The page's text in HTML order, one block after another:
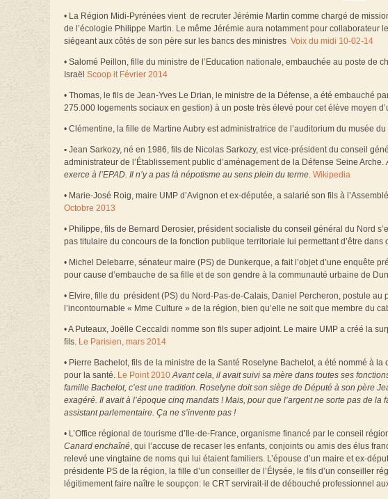
• La Région Midi-Pyrénées vient de recruter Jérémie Martin comme chargé de
de l’écologie Philippe Martin. Le même Jérémie aura notamment pour collaborateur
siégeant aux côtés de son père sur les bancs des ministres Voix du midi 10-02-14
• Salomé Peillon, fille du ministre de l’Education nationale, embauchée au poste de
Israël Scoop it Février 2014
• Thomas, le fils de Jean-Yves Le Drian, le ministre de la Défense, a été embauché
275.000 logements sociaux en gestion) à un poste très élevé pour cet élève moyen
• Clémentine, la fille de Martine Aubry est administratrice de l’auditorium du musée du
• Jean Sarkozy, né en 1986, fils de Nicolas Sarkozy, est vice-président du conseil
administrateur de l’Établissement public d’aménagement de la Défense Seine Arche.
exerce à l’EPAD. Il n’y a pas là népotisme au sens plein du terme. Wikipedia
• Marie-José Roig, maire UMP d’Avignon et ex-députée, a salarié son fils à
Octobre 2013
• Philippe, fils de Bernard Derosier, président socialiste du conseil général du Nord
pas titulaire du concours de la fonction publique territoriale lui permettant d’être dans
• Michel Delebarre, sénateur maire (PS) de Dunkerque, a fait l’objet d’une enquête
pour cause d’embauche de sa fille et de son gendre à la communauté urbaine de
• Elvire, fille du président (PS) du Nord-Pas-de-Calais, Daniel Percheron, postule au
l’incontournable « Mme Culture » de la région, bien qu’elle ne soit que membre du
• A Puteaux, Joëlle Ceccaldi nomme son fils super adjoint. Le maire UMP a créé la
fils. Le Parisien, mars 2014
• Pierre Bachelot, fils de la ministre de la Santé Roselyne Bachelot, a été nommé à
pour la santé. Le Point 2010 Avant cela, il avait suivi sa mère dans toutes ses
famille Bachelot, c’est une tradition. Roselyne doit son siège de Député à son père
exagéré. Il avait à l’époque cinq mandats ! Mais, pour que l’argent ne sorte pas de
assistant parlementaire. Ça ne s’invente pas !
• L’Office régional de tourisme d’Ile-de-France, organisme financé par le conseil
Canard enchaîné, qui l’accuse de recaser les enfants, conjoints ou amis des élus
relevé une vingtaine de noms qui lui étaient familiers. L’épouse d’un maire et ex-
présidente PS de la région, la fille d’un conseiller de l’Élysée, le fils d’un conseiller
légitimement faire naître le soupçon: le CRT servirait-il de débouché professionnel